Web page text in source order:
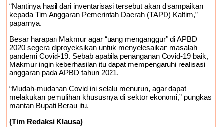
“Nantinya hasil dari inventarisasi tersebut akan disampaikan
kepada Tim Anggaran Pemerintah Daerah (TAPD) Kaltim,”
paparnya.
Besar harapan Makmur agar “uang menganggur” di APBD
2020 segera diproyeksikan untuk menyelesaikan masalah
pandemi Covid-19. Sebab apabila penanganan Covid-19 baik,
Makmur ingin keberhasilan itu dapat mempengaruhi realisasi
anggaran pada APBD tahun 2021.
“Mudah-mudahan Covid ini selalu menurun, agar dapat
melakukan pemulihan khususnya di sektor ekonomi,” pungkas
mantan Bupati Berau itu.
(Tim Redaksi Klausa)